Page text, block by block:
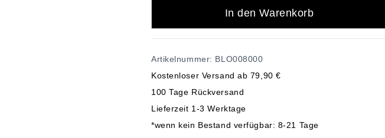
In den Warenkorb
Artikelnummer: BLO008000
Kostenloser Versand ab 79,90 €
100 Tage Rückversand
Lieferzeit 1-3 Werktage
*wenn kein Bestand verfügbar: 8-21 Tage